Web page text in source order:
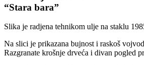
“Stara bara”
Slika je radjena tehnikom ulje na staklu
Na slici je prikazana bujnost i raskoš
Razgranate krošnje drveća i divan pogled